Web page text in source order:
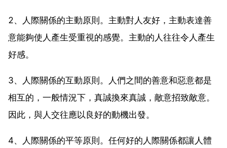
2、人際關係的主動原則。主動對人友好，主動表達善
意能夠使人產生受重視的感覺。主動的人往往令人產生
好感。
3、人際關係的互動原則。人們之間的善意和惡意都是
相互的，一般情況下，真誠換來真誠，敵意招致敵意。
因此，與人交往應以良好的動機出發。
4、人際關係的平等原則。任何好的人際關係都讓人體